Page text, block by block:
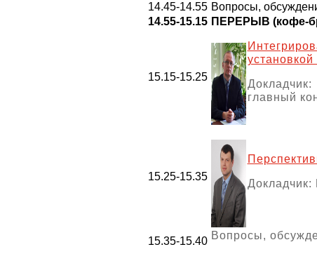
14.45-14.55 Вопросы,
14.55-15.15 ПЕРЕРЫВ (кофе-
15.15-15.25
главный
15.25-15.35
15.35-15.40 Вопросы,